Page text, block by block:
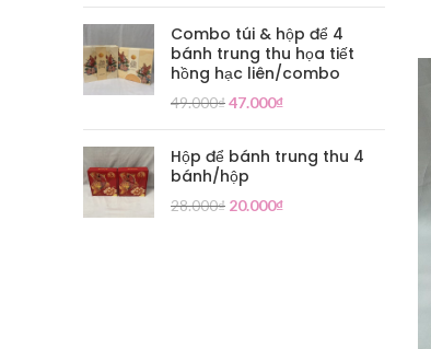
Combo túi & hộp để 4
bánh trung thu họa tiết
hồng hạc liên/combo
49.000₫47.000₫
Hộp để bánh trung thu 4
bánh/hộp
28.000₫ 20.000₫